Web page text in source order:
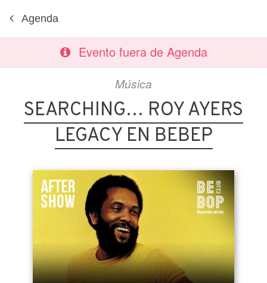
Agenda
Evento fuera de Agenda
Música
SEARCHING… ROY AYERS
LEGACY EN BEBEP